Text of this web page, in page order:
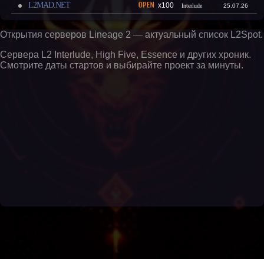
L2MAD.NET x100 Interlude 25.07.26
Открытия серверов Lineage 2 — актуальный список L2Spot.
Сервера L2 Interlude, High Five, Essence и других хроник.
Смотрите даты стартов и выбирайте проект за минуты.